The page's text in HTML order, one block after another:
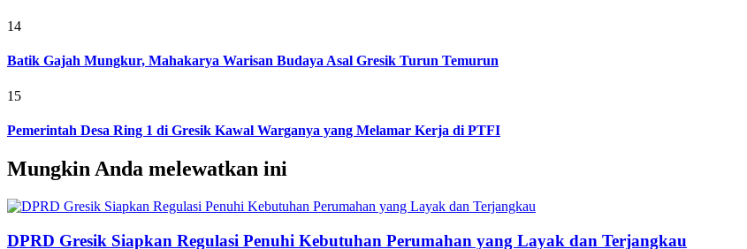
14
Batik Gajah Mungkur, Mahakarya Warisan Budaya Asal Gresik Turun Temurun
15
Pemerintah Desa Ring 1 di Gresik Kawal Warganya yang Melamar Kerja di PTFI
Mungkin Anda melewatkan ini
DPRD Gresik Siapkan Regulasi Penuhi Kebutuhan Perumahan yang Layak dan Terjangkau